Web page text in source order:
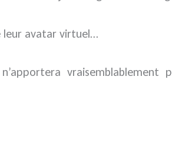
leur avatar virtuel…
vraisemblablement